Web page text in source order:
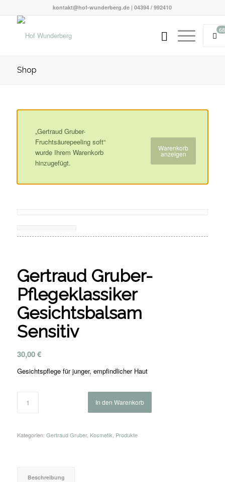
kontakt@hof-wunderberg.de | 04394 / 992410
68
Shop
„Gertraud Gruber-
Fruchtsäurepeeling soft“
wurde Ihrem Warenkorb
hinzugefügt.
Warenkorb
anzeigen
Gertraud Gruber-
Pflegeklassiker
Gesichtsbalsam
Sensitiv
30,00€
Gesichtspflege für junger, empfindlicher Haut
In den Warenkorb
Kategorien: Gertraud Gruber, Kosmetik Produkte
Beschreibung